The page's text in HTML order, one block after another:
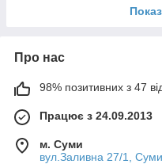
Про нас
98% позитивних з 47
Працює з 24.09.2013
м. Суми
вул.Заливна 27/1,